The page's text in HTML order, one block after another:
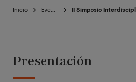
Inicio Eventos II Simposio
Presentación